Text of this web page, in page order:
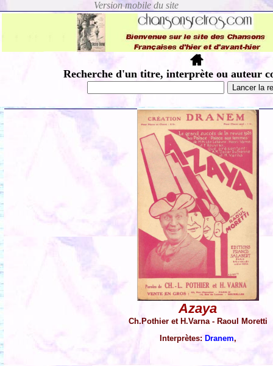
Recherche d'un titre, interprète ou auteur
Azaya
Ch.Pothier et H.Varna - Raoul Moretti
Interprètes: Dranem,